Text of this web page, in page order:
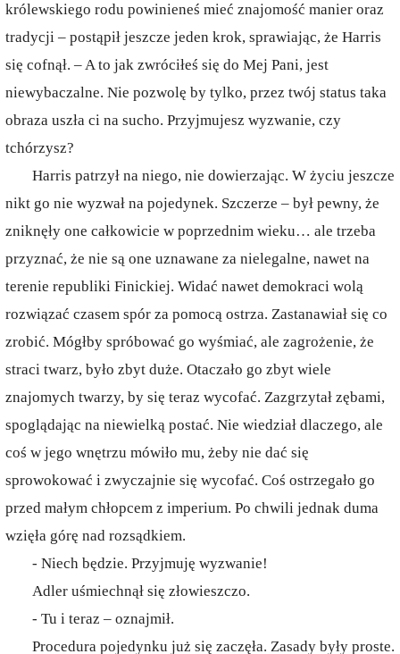
królewskiego rodu powinieneś mieć znajomość manier oraz
tradycji – postąpił jeszcze jeden krok, sprawiając, że Harris
się cofnął. – A to jak zwróciłeś się do Mej Pani, jest
niewybaczalne. Nie pozwolę by tylko, przez twój status taka
obraza uszła ci na sucho. Przyjmujesz wyzwanie, czy
tchórzysz?
Harris patrzył na niego, nie dowierzając. W życiu jeszcze
nikt go nie wyzwał na pojedynek. Szczerze – był pewny, że
zniknęły one całkowicie w poprzednim wieku… ale trzeba
przyznać, że nie są one uznawane za nielegalne, nawet na
terenie republiki Finickiej. Widać nawet demokraci wolą
rozwiązać czasem spór za pomocą ostrza. Zastanawiał się co
zrobić. Mógłby spróbować go wyśmiać, ale zagrożenie, że
straci twarz, było zbyt duże. Otaczało go zbyt wiele
znajomych twarzy, by się teraz wycofać. Zazgrzytał zębami,
spoglądając na niewielką postać. Nie wiedział dlaczego, ale
coś w jego wnętrzu mówiło mu, żeby nie dać się
sprowokować i zwyczajnie się wycofać. Coś ostrzegało go
przed małym chłopcem z imperium. Po chwili jednak duma
wzięła górę nad rozsądkiem.
- Niech będzie. Przyjmuję wyzwanie!
Adler uśmiechnął się złowieszczo.
- Tu i teraz – oznajmił.
Procedura pojedynku już się zaczęła. Zasady były proste.